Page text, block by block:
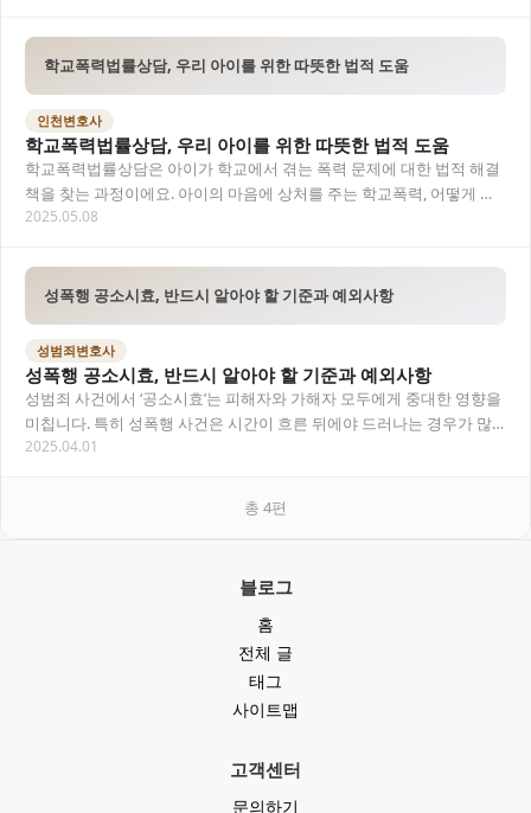
학교폭력법률상담, 우리 아이를 위한 따뜻한 법적 도움
인천변호사
학교폭력법률상담, 우리 아이를 위한 따뜻한 법적 도움
학교폭력법률상담은 아이가 학교에서 겪는 폭력 문제에 대한 법적 해결
책을 찾는 과정이에요. 아이의 마음에 상처를 주는 학교폭력, 어떻게 대
처해야 할지 막막하시죠? 전문가의 조언을 통…
2025.05.08
성폭행 공소시효, 반드시 알아야 할 기준과 예외사항
성범죄변호사
성폭행 공소시효, 반드시 알아야 할 기준과 예외사항
성범죄 사건에서 ‘공소시효’는 피해자와 가해자 모두에게 중대한 영향을
미칩니다. 특히 성폭행 사건은 시간이 흐른 뒤에야 드러나는 경우가 많
기 때문에 공소시효의 기준과 예외를 명확히…
2025.04.01
총 4편
블로그
홈
전체 글
태그
사이트맵
고객센터
문의하기